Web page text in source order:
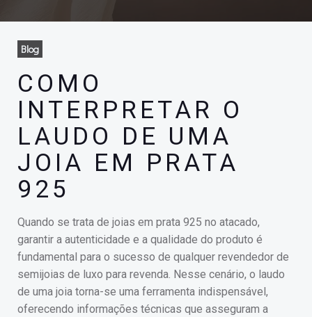
Blog
COMO
INTERPRETAR O
LAUDO DE UMA
JOIA EM PRATA
925
Quando se trata de joias em prata 925 no atacado,
garantir a autenticidade e a qualidade do produto é
fundamental para o sucesso de qualquer revendedor de
semijoias de luxo para revenda. Nesse cenário, o laudo
de uma joia torna-se uma ferramenta indispensável,
oferecendo informações técnicas que asseguram a